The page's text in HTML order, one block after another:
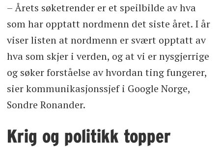
– Årets søketrender er et speilbilde av hva
som har opptatt nordmenn det siste året. I år
viser listen at nordmenn er svært opptatt av
hva som skjer i verden, og at vi er nysgjerrige
og søker forståelse av hvordan ting fungerer,
sier kommunikasjonssjef i Google Norge,
Sondre Ronander.
Krig og politikk topper